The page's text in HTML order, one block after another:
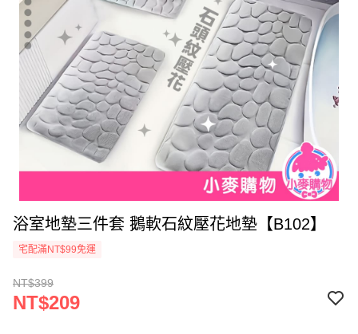
浴室地墊三件套 鵝軟石紋壓花地墊【B102】
宅配滿NT$99免運
NT$399
NT$209